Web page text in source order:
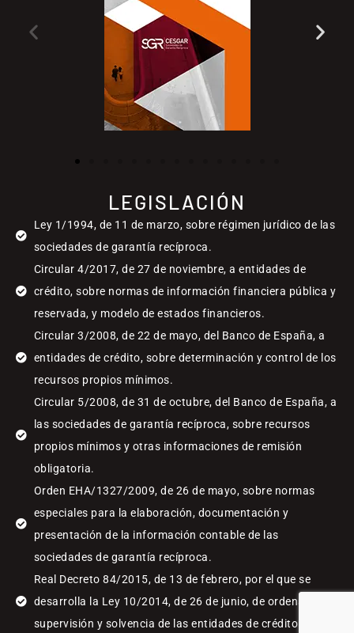
LEGISLACIÓN
Ley 1/1994, de 11 de marzo, sobre régimen jurídico de las
sociedades de garantía recíproca.
Circular 4/2017, de 27 de noviembre, a entidades de
crédito, sobre normas de información financiera pública y
reservada, y modelo de estados financieros.
Circular 3/2008, de 22 de mayo, del Banco de España, a
entidades de crédito, sobre determinación y control de los
recursos propios mínimos.
Circular 5/2008, de 31 de octubre, del Banco de España, a
las sociedades de garantía recíproca, sobre recursos
propios mínimos y otras informaciones de remisión
obligatoria.
Orden EHA/1327/2009, de 26 de mayo, sobre normas
especiales para la elaboración, documentación y
presentación de la información contable de las
sociedades de garantía recíproca.
Real Decreto 84/2015, de 13 de febrero, por el que se
desarrolla la Ley 10/2014, de 26 de junio, de ordenación,
supervisión y solvencia de las entidades de crédito.